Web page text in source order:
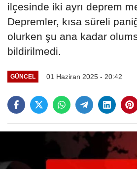
ilçesinde iki ayrı deprem
Depremler, kısa süreli
olurken şu ana kadar
bildirilmedi.
GÜNCEL 01 Haziran 2025 - 20:42